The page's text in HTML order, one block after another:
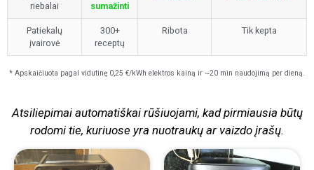
riebalai
sumažinti
Patiekalų
įvairovė
300+
receptų
Ribota Tik kepta
* Apskaičiuota pagal vidutinę 0,25 €/kWh elektros kainą ir ~20 min naudojimą per dieną.
Atsiliepimai automatiškai rūšiuojami, kad pirmiausia būtų
rodomi tie, kuriuose yra nuotraukų ar vaizdo įrašų.